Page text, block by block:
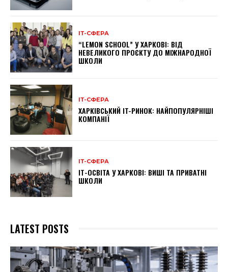
ІТ-СФЕРА
“LEMON SCHOOL” У ХАРКОВІ: ВІД
НЕВЕЛИКОГО ПРОЄКТУ ДО МІЖНАРОДНОЇ
ШКОЛИ
ІТ-СФЕРА
ХАРКІВСЬКИЙ IT-РИНОК: НАЙПОПУЛЯРНІШІ
КОМПАНІЇ
ІТ-СФЕРА
ІТ-ОСВІТА У ХАРКОВІ: ВИШІ ТА ПРИВАТНІ
ШКОЛИ
LATEST POSTS